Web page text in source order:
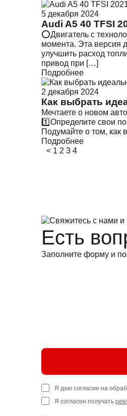
5 декабря 2024
Audi A5 40 TFSI
⭕️Двигатель с
момента. Эта версия
улучшить расход
привод при […]
Подробнее
2 декабря 2024
Как выбрать
Мечтаете о новом
1️⃣Определите свои
Подумайте о том, как
Подробнее
< 1 2 3 4
Есть
Заполните форму и
Я даю согласие на
Я согласен получать